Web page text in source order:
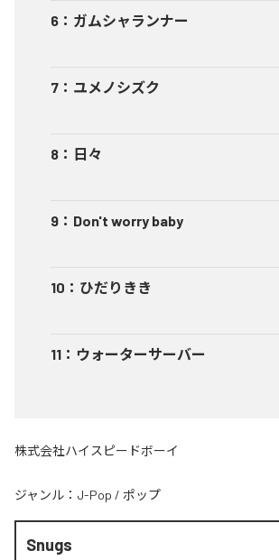
6 ： ガムシャランナー
7 ： ユメノシズク
8 ： 日々
9 ： Don't worry baby
10 ： ひだりきき
11 ： ウォーターサーバー
株式会社ハイスピードボーイ
ジャンル： J-Pop / ポップ
Snugs